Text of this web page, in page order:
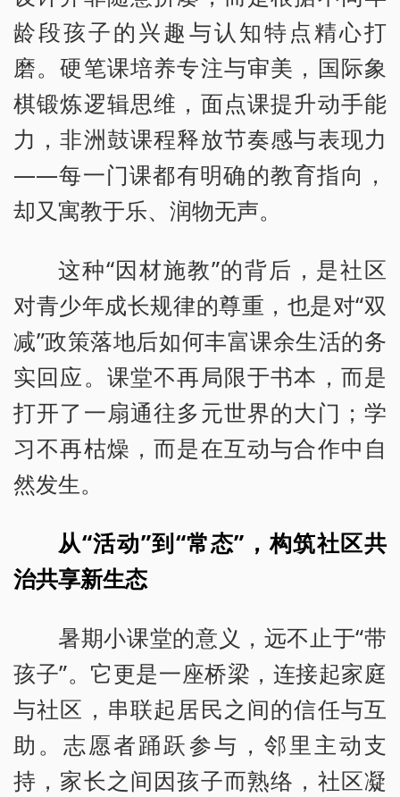
龄段孩子的兴趣与认知特点精心打
磨。硬笔课培养专注与审美，国际象
棋锻炼逻辑思维，面点课提升动手能
力，非洲鼓课程释放节奏感与表现力
——每一门课都有明确的教育指向，
却又寓教于乐、润物无声。
这种“因材施教”的背后，是社区
对青少年成长规律的尊重，也是对“双
减”政策落地后如何丰富课余生活的务
实回应。课堂不再局限于书本，而是
打开了一扇通往多元世界的大门；学
习不再枯燥，而是在互动与合作中自
然发生。
从“活动”到“常态”，构筑社区共
治共享新生态
暑期小课堂的意义，远不止于“带
孩子”。它更是一座桥梁，连接起家庭
与社区，串联起居民之间的信任与互
助。志愿者踊跃参与，邻里主动支
持，家长之间因孩子而熟络，社区凝